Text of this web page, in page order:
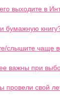
выходите в
бумажную
слышите чаще
важны при
провели свой